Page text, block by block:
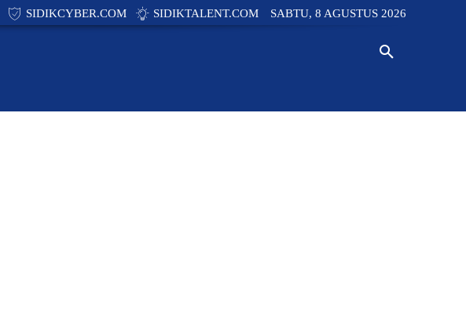
SIDIKCYBER.COM SIDIKTALENT.COM SABTU, 8 AGUSTUS 2026